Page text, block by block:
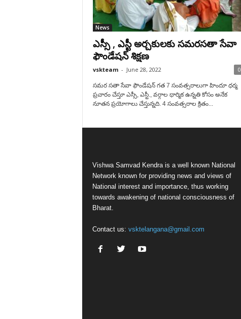
News
ఎస్సీ , ఎస్టీ అర్చకులకు సమరసతా సేవా
ఫౌండేషన్ శిక్ష‌ణ
vskteam - June 28, 2022 0
సమర సతా సేవా ఫౌండేషన్ గత 7 సంవత్సరాలుగా హిందూ ధర్మ
ప్రచారం చేస్తూ ఎస్సీ, ఎస్టీ., వర్గాల ధార్మిక ఉన్నతి కోసం అనేక
నూతన ప్రయోగాలు చేస్తున్నది. 4 సంవత్సరాల క్రితం...
Vishwa Samvad Kendra is a well known National
Network known for providing news and views of
National interest and importance, thus working
towards awakening of national consciousness of
Bharat.
Contact us: vsktelangana@gmail.com